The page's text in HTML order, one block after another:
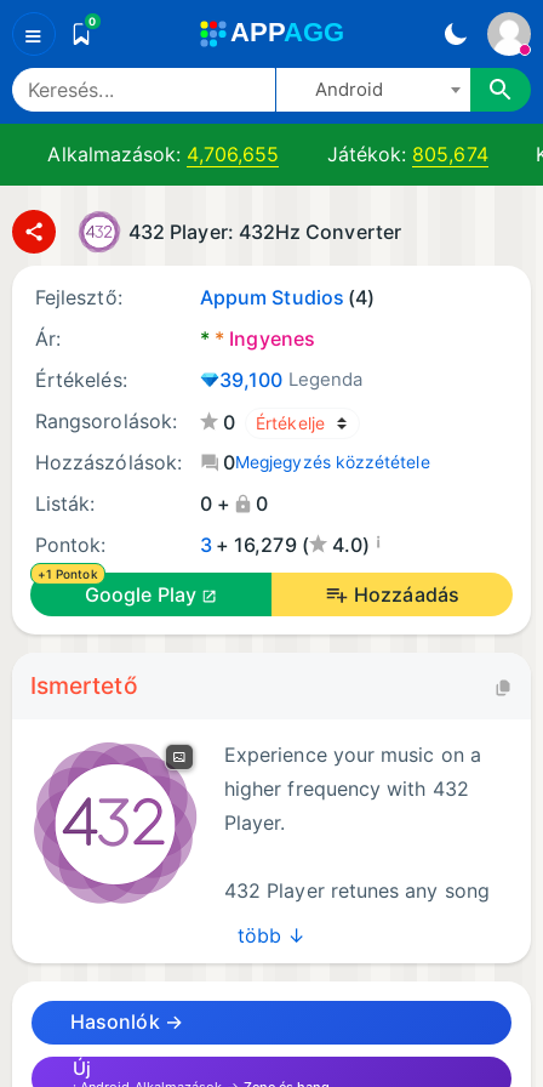
≡ 0 APPAGG
Android
Alkalmazások: 4,706,655 Játékok: 805,674
432 Player: 432Hz Converter
Fejlesztő: Appum Studios (4)
Ár:
* * Ingyenes
Értékelés:
39,100 Legenda
Rangsorolások:
0
Hozzászólások:
0Megjegyzés közzététele
Listák: 0 +
0
Pontok:
3 + 16,279 ( 4.0) ¡
+1 Pontok
Google Play Hozzáadás
Ismertető
Experience your music on a
higher frequency with 432
Player.
432 Player retunes any song
to the natural 432Hz or 528Hz
frequencies in real time, for a warmer, calmer, more
Just press play and feel the difference.
több ↓
Hasonlók →
Új